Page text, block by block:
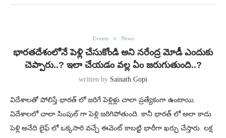
Events News
భారతదేశంలోనే పెళ్లి చేసుకోండి అని నరేంద్ర మోడీ ఎందుకు
చెప్పారు..? ఇలా చేయడం వల్ల ఏం జరుగుతుంది..?
written by Sainath Gopi
విదేశాలతో పోలిస్తే భారత్ లో జరిగే పెళ్లిళ్లు చాలా ప్రత్యేకంగా ఉంటాయి.
విదేశాలలో చాలా సింపుల్ గా పెళ్లి జరిగిపోతుంది. కానీ భారత్ లో అలా కాదు
పెళ్లి అనేది లైఫ్ లో ఒక్కసారి వచ్చే ఈవెంట్ కాబట్టి భారీగా ఖర్చు చేస్తారు. లక్ష